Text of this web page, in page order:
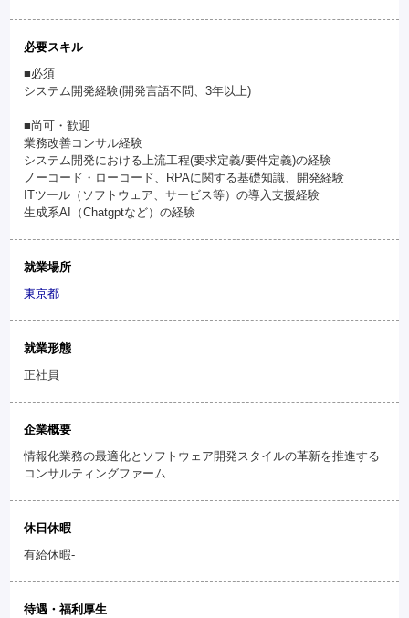
必要スキル
■必須
システム開発経験(開発言語不問、3年以上)
■尚可・歓迎
業務改善コンサル経験
システム開発における上流工程(要求定義/要件定義)の経験
ノーコード・ローコード、RPAに関する基礎知識、開発経験
ITツール（ソフトウェア、サービス等）の導入支援経験
生成系AI（Chatgptなど）の経験
就業場所
東京都
就業形態
正社員
企業概要
情報化業務の最適化とソフトウェア開発スタイルの革新を推進する
コンサルティングファーム
休日休暇
有給休暇-
待遇・福利厚生